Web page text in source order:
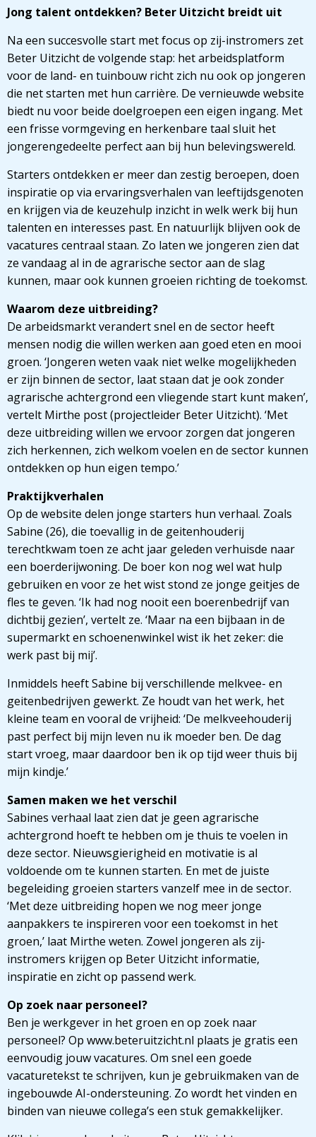
Jong talent ontdekken? Beter Uitzicht breidt uit
Na een succesvolle start met focus op zij-instromers zet
Beter Uitzicht de volgende stap: het arbeidsplatform
voor de land- en tuinbouw richt zich nu ook op jongeren
die net starten met hun carrière. De vernieuwde website
biedt nu voor beide doelgroepen een eigen ingang. Met
een frisse vormgeving en herkenbare taal sluit het
jongerengedeelte perfect aan bij hun belevingswereld.
Starters ontdekken er meer dan zestig beroepen, doen
inspiratie op via ervaringsverhalen van leeftijdsgenoten
en krijgen via de keuzehulp inzicht in welk werk bij hun
talenten en interesses past. En natuurlijk blijven ook de
vacatures centraal staan. Zo laten we jongeren zien dat
ze vandaag al in de agrarische sector aan de slag
kunnen, maar ook kunnen groeien richting de toekomst.
Waarom deze uitbreiding?
De arbeidsmarkt verandert snel en de sector heeft
mensen nodig die willen werken aan goed eten en mooi
groen. ‘Jongeren weten vaak niet welke mogelijkheden
er zijn binnen de sector, laat staan dat je ook zonder
agrarische achtergrond een vliegende start kunt maken’,
vertelt Mirthe post (projectleider Beter Uitzicht). ‘Met
deze uitbreiding willen we ervoor zorgen dat jongeren
zich herkennen, zich welkom voelen en de sector kunnen
ontdekken op hun eigen tempo.’
Praktijkverhalen
Op de website delen jonge starters hun verhaal. Zoals
Sabine (26), die toevallig in de geitenhouderij
terechtkwam toen ze acht jaar geleden verhuisde naar
een boerderijwoning. De boer kon nog wel wat hulp
gebruiken en voor ze het wist stond ze jonge geitjes de
fles te geven. ‘Ik had nog nooit een boerenbedrijf van
dichtbij gezien’, vertelt ze. ‘Maar na een bijbaan in de
supermarkt en schoenenwinkel wist ik het zeker: die
werk past bij mij’.
Inmiddels heeft Sabine bij verschillende melkvee- en
geitenbedrijven gewerkt. Ze houdt van het werk, het
kleine team en vooral de vrijheid: ‘De melkveehouderij
past perfect bij mijn leven nu ik moeder ben. De dag
start vroeg, maar daardoor ben ik op tijd weer thuis bij
mijn kindje.’
Samen maken we het verschil
Sabines verhaal laat zien dat je geen agrarische
achtergrond hoeft te hebben om je thuis te voelen in
deze sector. Nieuwsgierigheid en motivatie is al
voldoende om te kunnen starten. En met de juiste
begeleiding groeien starters vanzelf mee in de sector.
‘Met deze uitbreiding hopen we nog meer jonge
aanpakkers te inspireren voor een toekomst in het
groen,’ laat Mirthe weten. Zowel jongeren als zij-
instromers krijgen op Beter Uitzicht informatie,
inspiratie en zicht op passend werk.
Op zoek naar personeel?
Ben je werkgever in het groen en op zoek naar
personeel? Op www.beteruitzicht.nl plaats je gratis een
eenvoudig jouw vacatures. Om snel een goede
vacaturetekst te schrijven, kun je gebruikmaken van de
ingebouwde AI-ondersteuning. Zo wordt het vinden en
binden van nieuwe collega’s een stuk gemakkelijker.